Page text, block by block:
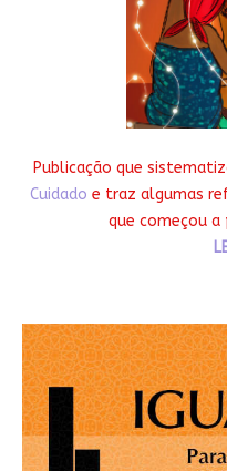
Publicação que
Cuidado e traz algumas
que começou a